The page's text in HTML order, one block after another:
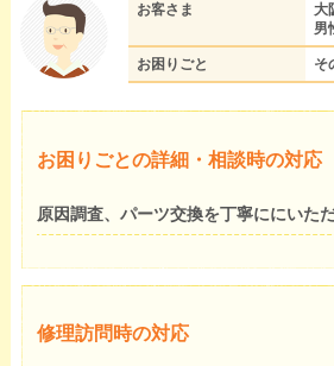
お客さま
大
男
お困りごと そ
お困りごとの詳細・相談時の対応
原因調査、パーツ交換を丁寧ににいただ
修理訪問時の対応